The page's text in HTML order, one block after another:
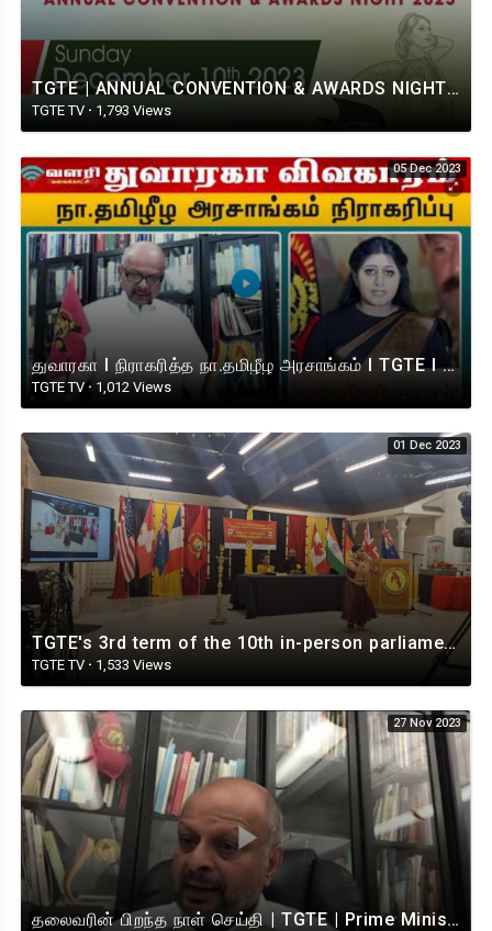
TGTE | ANNUAL CONVENTION & AWARDS NIGHT | CANADA | 2023
TGTE TV · 1,793 Views
05 Dec 2023
துவாரகா I நிராகரித்த நா.தமிழீழ அரசாங்கம் I TGTE I Prime Minister V.Rudrakumaran
TGTE TV· 1,012 Views
01 Dec 2023
TGTE's 3rd term of the 10th in-person parliament sitting opening ceremony | Canada
TGTE TV · 1,533 Views
27 Nov 2023
தலைவரின் பிறந்த நாள் செய்தி | TGTE | Prime Minister | 26.11.2023